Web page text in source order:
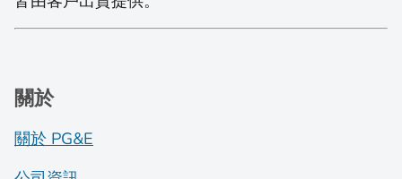
關於
關於 PG&E